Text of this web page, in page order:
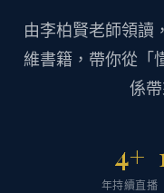
由李柏賢老師領讀
維書籍， 帶你從「
係
4+
年持續直播